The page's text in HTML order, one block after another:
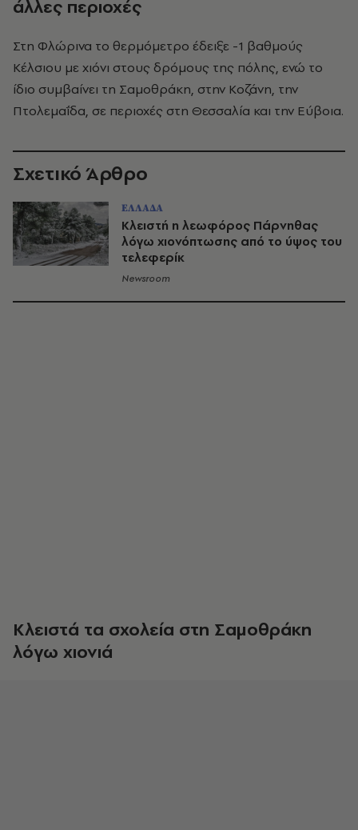
άλλες περιοχές
Στη Φλώρινα το θερμόμετρο έδειξε -1 βαθμούς
Κέλσιου με χιόνι στους δρόμους της πόλης, ενώ το
ίδιο συμβαίνει τη Σαμοθράκη, στην Κοζάνη, την
Πτολεμαΐδα, σε περιοχές στη Θεσσαλία και την Εύβοια.
Σχετικό Άρθρο
ΕΛΛΑΔΑ
Κλειστή η λεωφόρος Πάρνηθας
λόγω χιονόπτωσης από το ύψος του
τελεφερίκ
Newsroom
Κλειστά τα σχολεία στη Σαμοθράκη
λόγω χιονιά